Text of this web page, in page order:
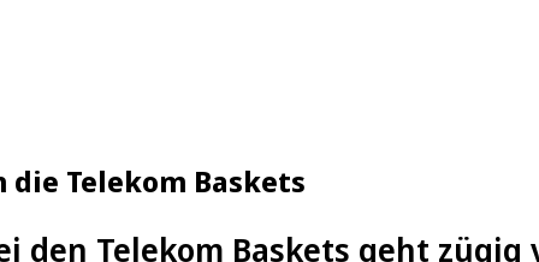
Telekom Baskets
den Telekom Baskets geht zügig